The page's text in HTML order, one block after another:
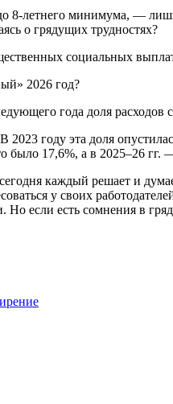
8-летнего минимума, —
о грядущих трудностях?
социальных
года доля расходов
2023 году эта доля
было 17,6%, а в 2025–26
каждый решает и
у своих
если есть сомнения в